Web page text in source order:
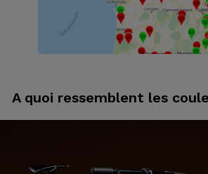
A quoi ressemblent les